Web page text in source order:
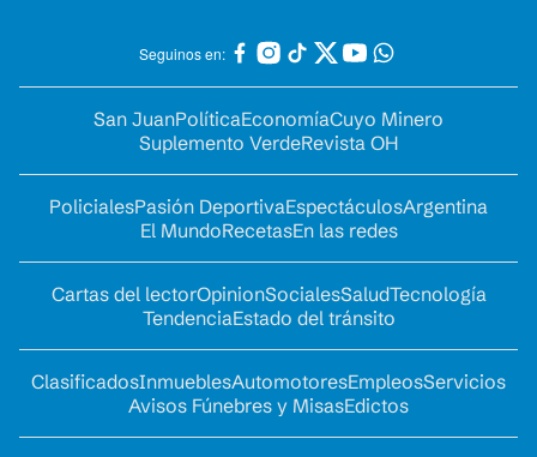
Seguinos en:
San JuanPolíticaEconomíaCuyo Minero
Suplemento VerdeRevista OH
PolicialesPasión DeportivaEspectáculosArgentina
El MundoRecetasEn las redes
Cartas del lectorOpinionSocialesSaludTecnología
TendenciaEstado del tránsito
ClasificadosInmueblesAutomotoresEmpleosServicios
Avisos Fúnebres y MisasEdictos